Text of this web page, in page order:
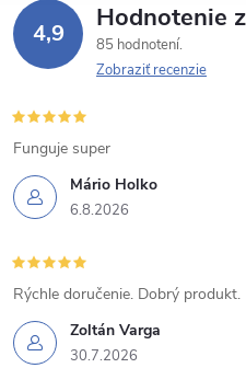
v
k
y
v
ý
p
i
s
4,9 Hodnotenie
85 hodnotení
Zobraziť recenzie
Mário Holko
6.8.2026
Funguje super
Zoltán Varga
30.7.2026
Rýchle doručenie. Dobrý produkt.